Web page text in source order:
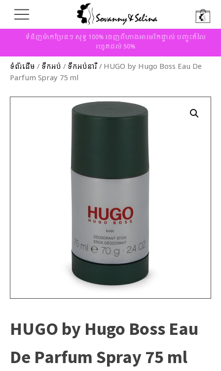
ទំនិញម៉ាកប្រែនៗ សុទ្ធ 100% ចេញពីហាងអាមេរិកផ្ទាល់ បញ្ចុះតំលៃ
រហូតដល់ 50%
ទំព័រដើម / ទឹកអប់ / ទឹកអប់នារី/ HUGO by Hugo Boss Eau De
Parfum Spray 75 ml
HUGO by Hugo Boss Eau
De Parfum Spray 75 ml